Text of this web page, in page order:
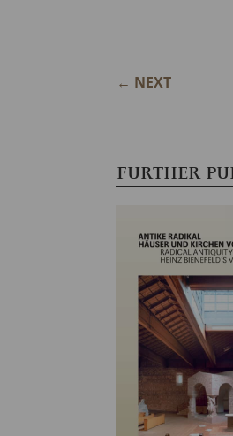
← NEXT
FURTHER